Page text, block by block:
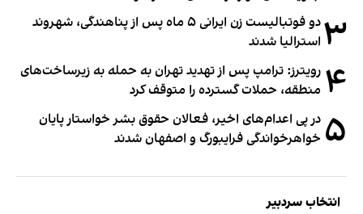
۳
دو فوتبالیست زن ایرانی ۵ ماه پس از پناهندگی، شهروند
استرالیا شدند
۴ رویترز: ترامپ پس از تهدید تهران به حمله به زیرساخت‌های
منطقه، حملات گسترده را متوقف کرد
۵ در پی اعدام‌های اخیر، فعالان حقوق بشر خواستار پایان
خواهرخواندگی فرایبورگ و اصفهان شدند
انتخاب سردبیر